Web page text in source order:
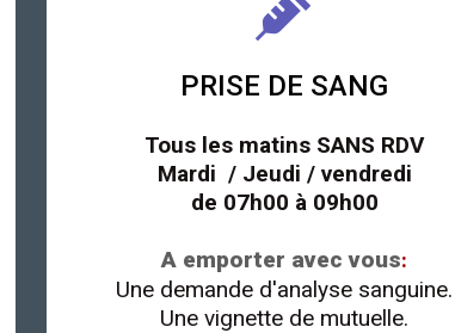
PRISE DE SANG
Tous les matins SANS RDV
Mardi / Jeudi / vendredi
de 07h00 à 09h00
A emporter avec vous:
Une demande d'analyse sanguine.
Une vignette de mutuelle.